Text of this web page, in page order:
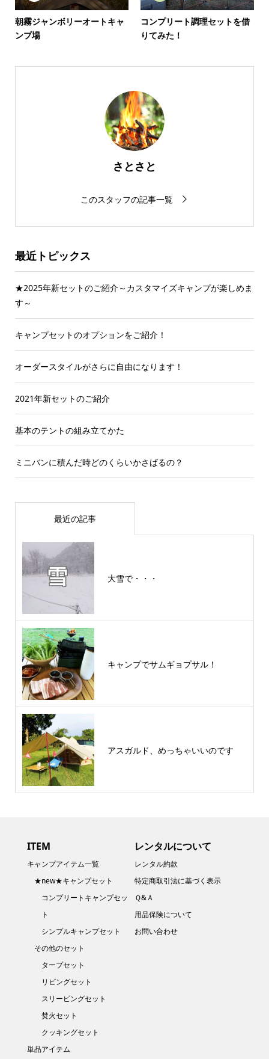
朝霧ジャンボリーオートキャ
ンプ場
コンプリート調理セットを借
りてみた！
さとさと
このスタッフの記事一覧
最近トピックス
★2025年新セットのご紹介～カスタマイズキャンプが楽しめま
す～
キャンプセットのオプションをご紹介！
オーダースタイルがさらに自由になります！
2021年新セットのご紹介
基本のテントの組み立てかた
ミニバンに積んだ時どのくらいかさばるの？
最近の記事
大雪で・・・
キャンプでサムギョプサル！
アスガルド、めっちゃいいのです
ITEM
キャンプアイテム一覧
★new★キャンプセット
コンプリートキャンプセッ
ト
シンプルキャンプセット
その他のセット
タープセット
リビングセット
スリーピングセット
焚火セット
クッキングセット
単品アイテム
レンタルについて
レンタル約款
特定商取引法に基づく表示
Ｑ&Ａ
用品保険について
お問い合わせ